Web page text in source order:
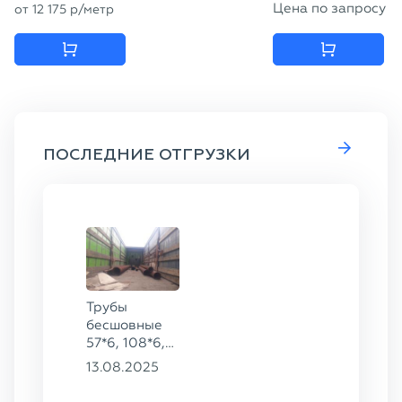
от 12 175 p/метр Цена по запросу
ПОСЛЕДНИЕ ОТГРУЗКИ
Трубы
бесшовные
57*6, 108*6,
159*6, 219*8,
13.08.2025